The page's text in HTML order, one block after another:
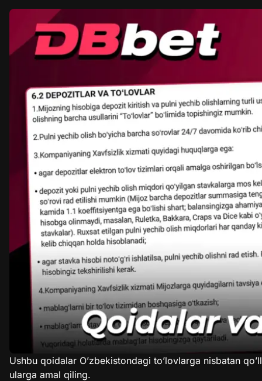
Ushbu qoidalar O’zbekistondagi to’lovlarga nisbatan
ularga amal qiling.